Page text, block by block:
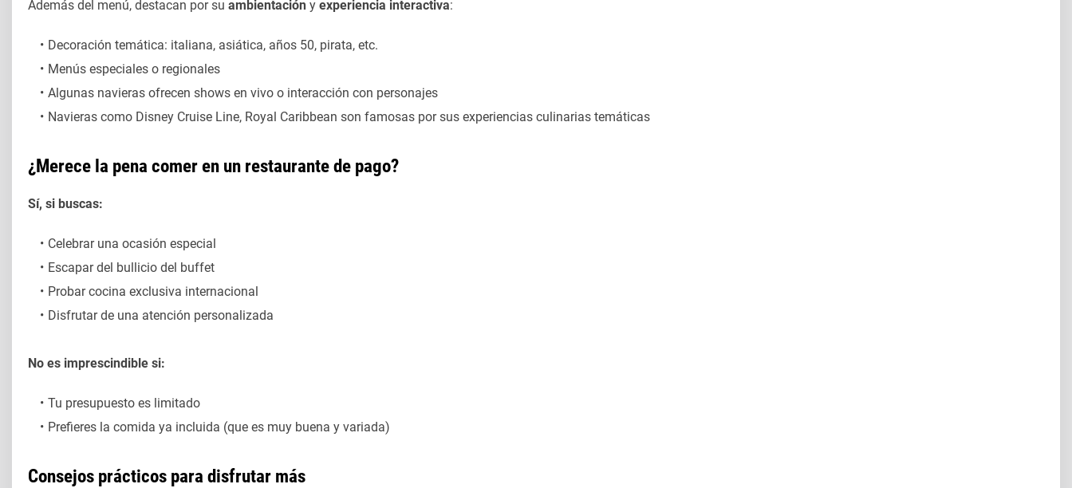
Además del menú, destacan por su ambientación y experiencia interactiva:
Decoración temática: italiana, asiática, años 50, pirata, etc.
Menús especiales o regionales
Algunas navieras ofrecen shows en vivo o interacción con personajes
Navieras como Disney Cruise Line, Royal Caribbean son famosas por sus experiencias culinarias temáticas
¿Merece la pena comer en un restaurante de pago?
Sí, si buscas:
Celebrar una ocasión especial
Escapar del bullicio del buffet
Probar cocina exclusiva internacional
Disfrutar de una atención personalizada
No es imprescindible si:
Tu presupuesto es limitado
Prefieres la comida ya incluida (que es muy buena y variada)
Consejos prácticos para disfrutar más